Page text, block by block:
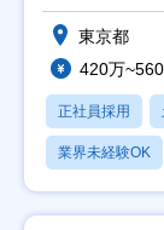
東京都
420万
正社員採用
業界未経験OK